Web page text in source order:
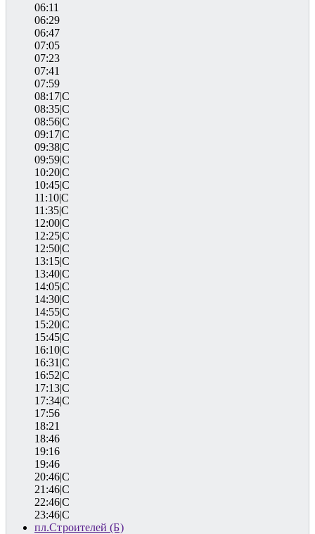
06:11
06:29
06:47
07:05
07:23
07:41
07:59
08:17|C
08:35|C
08:56|C
09:17|C
09:38|C
09:59|C
10:20|C
10:45|C
11:10|C
11:35|C
12:00|C
12:25|C
12:50|C
13:15|C
13:40|C
14:05|C
14:30|C
14:55|C
15:20|C
15:45|C
16:10|C
16:31|C
16:52|C
17:13|C
17:34|C
17:56
18:21
18:46
19:16
19:46
20:46|C
21:46|C
22:46|C
23:46|C
пл.Строителей (Б)